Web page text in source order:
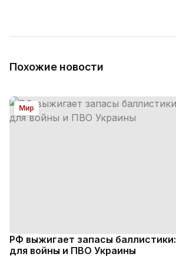
Похожие новости
Мир
РФ выжигает запасы
для войны и ПВО Украины